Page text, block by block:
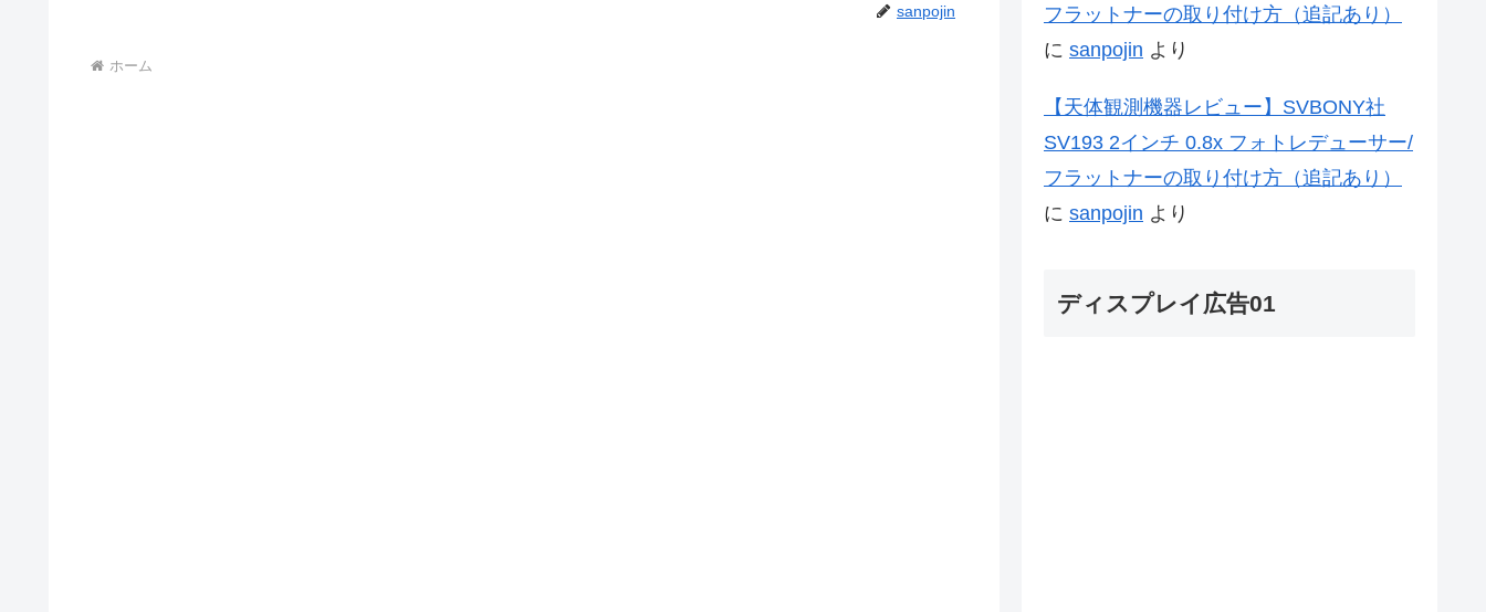
sanpojin
ホーム
フラットナーの取り付け方（追記あり）
に sanpojin より
【天体観測機器レビュー】SVBONY社
SV193 2インチ 0.8x フォトレデューサー/
フラットナーの取り付け方（追記あり）
に sanpojin より
ディスプレイ広告01